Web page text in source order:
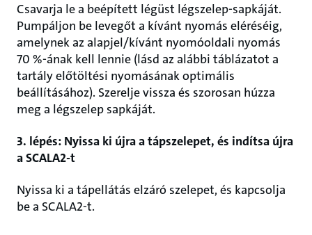
Csavarja le a beépített légüst légszelep-sapkáját.
Pumpáljon be levegőt a kívánt nyomás eléréséig,
amelynek az alapjel/kívánt nyomóoldali nyomás
70 %-ának kell lennie (lásd az alábbi táblázatot a
tartály előtöltési nyomásának optimális
beállításához). Szerelje vissza és szorosan húzza
meg a légszelep sapkáját.
3. lépés: Nyissa ki újra a tápszelepet, és indítsa újra
a SCALA2-t
Nyissa ki a tápellátás elzáró szelepet, és kapcsolja
be a SCALA2-t.